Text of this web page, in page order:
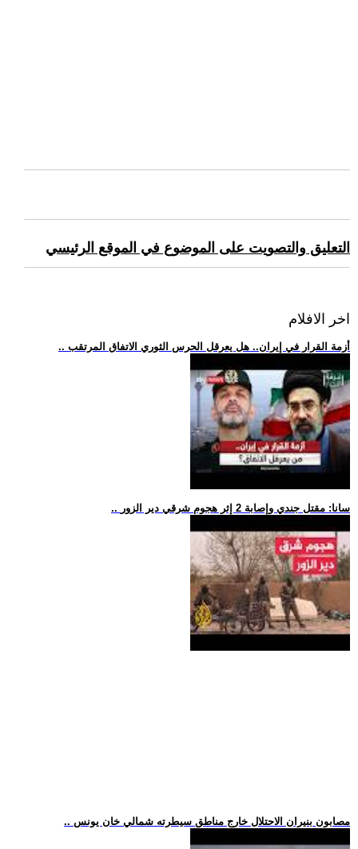
التعليق والتصويت على الموضوع في الموقع الرئيسي
اخر الافلام
.. أزمة القرار في إيران.. هل يعرقل الحرس الثوري الاتفاق المرتقب
.. سانا: مقتل جندي وإصابة 2 إثر هجوم شرقي دير الزور
.. مصابون بنيران الاحتلال خارج مناطق سيطرته شمالي خان يونس